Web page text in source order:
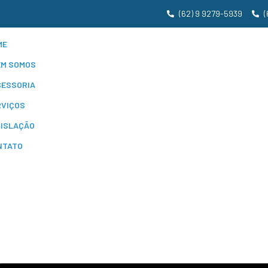
(62) 9 9279-5939
SOMOS